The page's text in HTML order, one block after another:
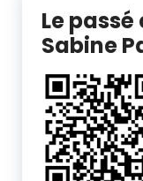
Le
Sabine